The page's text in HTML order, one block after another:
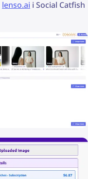
lenso.ai i Social Catfish